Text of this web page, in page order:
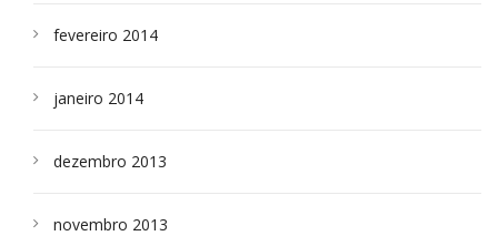
fevereiro 2014
janeiro 2014
dezembro 2013
novembro 2013